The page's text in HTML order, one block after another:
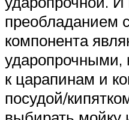
преобладанием
компонента
ударопрочными,
к царапинам и
посудой/